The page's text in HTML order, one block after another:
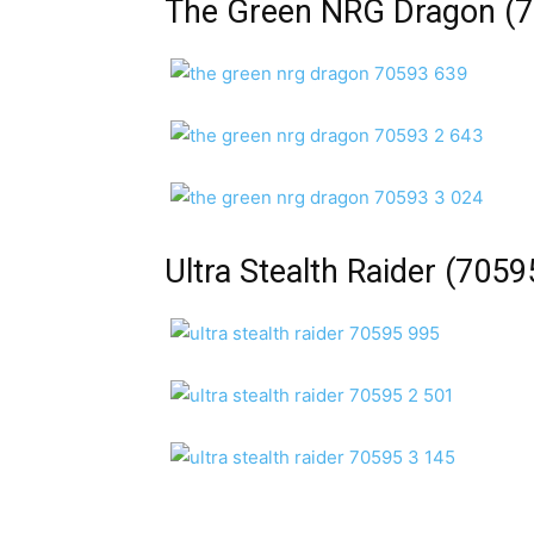
The Green NRG Dragon
Ultra Stealth Raider